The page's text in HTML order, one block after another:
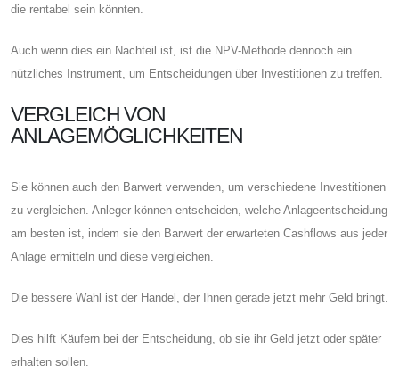
die rentabel sein könnten.
Auch wenn dies ein Nachteil ist, ist die NPV-Methode dennoch ein
nützliches Instrument, um Entscheidungen über Investitionen zu treffen.
VERGLEICH VON
ANLAGEMÖGLICHKEITEN
Sie können auch den Barwert verwenden, um verschiedene Investitionen
zu vergleichen. Anleger können entscheiden, welche Anlageentscheidung
am besten ist, indem sie den Barwert der erwarteten Cashflows aus jeder
Anlage ermitteln und diese vergleichen.
Die bessere Wahl ist der Handel, der Ihnen gerade jetzt mehr Geld bringt.
Dies hilft Käufern bei der Entscheidung, ob sie ihr Geld jetzt oder später
erhalten sollen.